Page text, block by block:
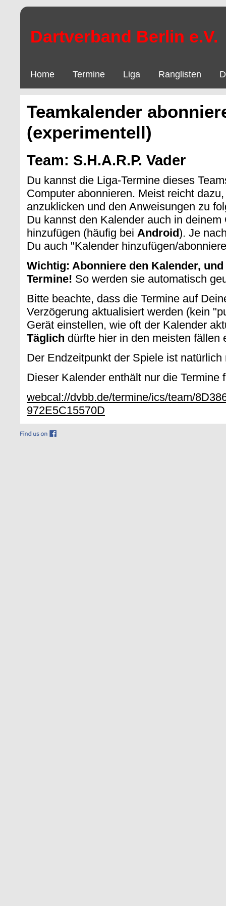
Dartverband Berlin e.V.
Home Termine Liga Ranglisten
Teamkalender
(experimentell)
Team: S.H.A.R.P. Vader
Du kannst die Liga-Termine dieses
Computer abonnieren. Meist reicht
anzuklicken und den Anweisungen zu
Du kannst den Kalender auch in deinem
hinzufügen (häufig bei Android). Je
Du auch "Kalender hinzufügen/
Wichtig: Abonniere den Kalender,
Termine! So werden sie automatisch
Bitte beachte, dass die Termine auf
Verzögerung aktualisiert werden (kein
Gerät einstellen, wie oft der Kalender
Täglich dürfte hier in den meisten fällen
Der Endzeitpunkt der Spiele ist
Dieser Kalender enthält nur die Termine
webcal://dvbb.de/termine/ics/team/
972E5C15570D